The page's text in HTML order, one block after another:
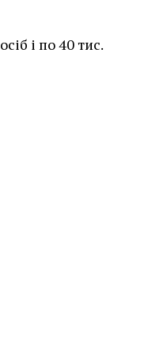
і по 40 тис.